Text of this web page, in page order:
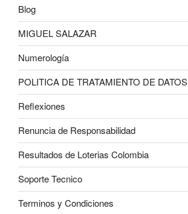
Blog
MIGUEL SALAZAR
Numerología
POLITICA DE TRATAMIENTO DE DATOS
Reflexiones
Renuncia de Responsabilidad
Resultados de Loterias Colombia
Soporte Tecnico
Terminos y Condiciones